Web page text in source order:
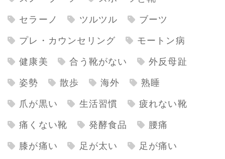
セラーノ ツルツル ブーツ
プレ・カウンセリング モートン病
健康美 合う靴がない 外反母趾
姿勢 散歩 海外 熟睡
爪が黒い 生活習慣 疲れない靴
痛くない靴 発酵食品 腰痛
膝が痛い 足が太い 足が痛い